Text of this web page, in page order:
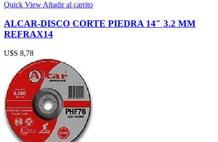
Quick View Añadir al carrito
ALCAR-DISCO CORTE PIEDRA 14″ 3.2 MM
REFRAX14
U$S 8,78